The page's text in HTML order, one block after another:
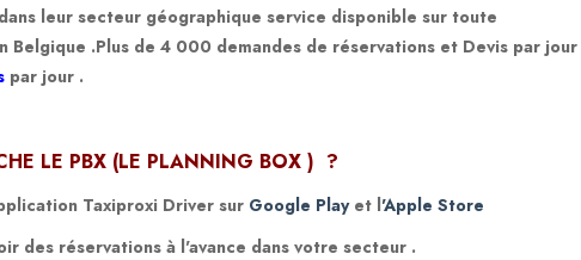
leur secteur géographique service disponible sur toute
Belgique .Plus de 4 000 demandes de réservations et Devis par
par jour .
LE PBX (LE PLANNING BOX ) ?
Taxiproxi Driver sur Google Playet l'Apple Store
des réservations à l'avance dans votre secteur .